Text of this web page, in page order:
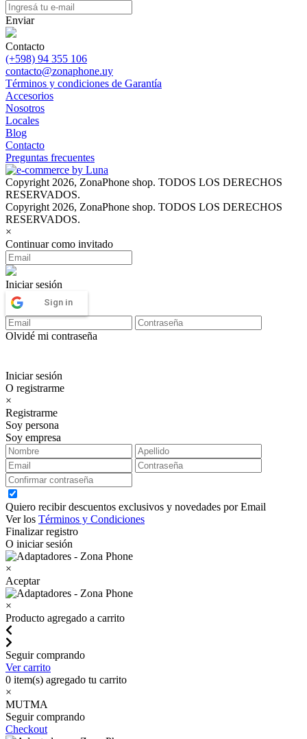
Enviar
Contacto
(+598) 94 355 106
contacto@zonaphone.uy
Términos y condiciones de Garantía
Accesorios
Nosotros
Locales
Blog
Contacto
Preguntas frecuentes
Copyright 2026, ZonaPhone shop. TODOS LOS DERECHOS
RESERVADOS.
Copyright 2026, ZonaPhone shop. TODOS LOS DERECHOS
RESERVADOS.
×
Continuar como invitado
Iniciar sesión
Sign in
Olvidé mi contraseña
Iniciar sesión
O registrarme
×
Registrarme
Soy persona
Soy empresa
Quiero recibir descuentos exclusivos y novedades por Email
Ver los Términos y Condiciones
Finalizar registro
O iniciar sesión
×
Aceptar
×
Producto agregado a carrito
Seguir comprando
Ver carrito
0 item(s) agregado tu carrito
×
MUTMA
Seguir comprando
Checkout